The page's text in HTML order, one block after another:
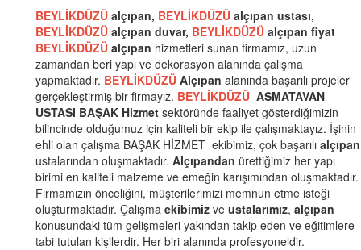
BEYLİKDÜZÜ alçıpan, BEYLİKDÜZÜ alçıpan ustası,
BEYLİKDÜZÜ alçıpan duvar, BEYLİKDÜZÜ alçıpan fiyat
BEYLİKDÜZÜ alçıpan hizmetleri sunan firmamız, uzun
zamandan beri yapı ve dekorasyon alanında çalışma
yapmaktadır. BEYLİKDÜZÜ Alçıpan alanında başarılı projeler
gerçekleştirmiş bir firmayız. BEYLİKDÜZÜ ASMATAVAN
USTASI BAŞAK Hizmet sektöründe faaliyet gösterdiğimizin
bilincinde olduğumuz için kaliteli bir ekip ile çalışmaktayız. İşinin
ehli olan çalışma BAŞAK HİZMET ekibimiz, çok başarılı alçıpan
ustalarından oluşmaktadır. Alçıpandan ürettiğimiz her yapı
birimi en kaliteli malzeme ve emeğin karışımından oluşmaktadır.
Firmamızın önceliğini, müşterilerimizi memnun etme isteği
oluşturmaktadır. Çalışma ekibimiz ve ustalarımız, alçıpan
konusundaki tüm gelişmeleri yakından takip eden ve eğitimlere
tabi tutulan kişilerdir. Her biri alanında profesyoneldir.